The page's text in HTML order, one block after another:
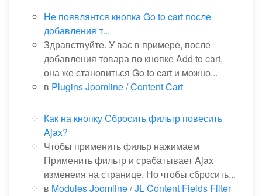
Не появлянтся кнопка Go to cart после
добавления т...
Здравствуйте. У вас в примере, после
добавления товара по кнопке Add to cart,
она же становиться Go to cart и можно...
в Plugins Joomline/Content Cart
Как на кнопку Сбросить фильтр повесить
Ajax?
Чтобы применить фильр нажимаем
Применить фильтр и срабатывает Ajax
изменеия на странице. Но чтобы сбросить...
в Modules Joomline/JL Content Fields Filter